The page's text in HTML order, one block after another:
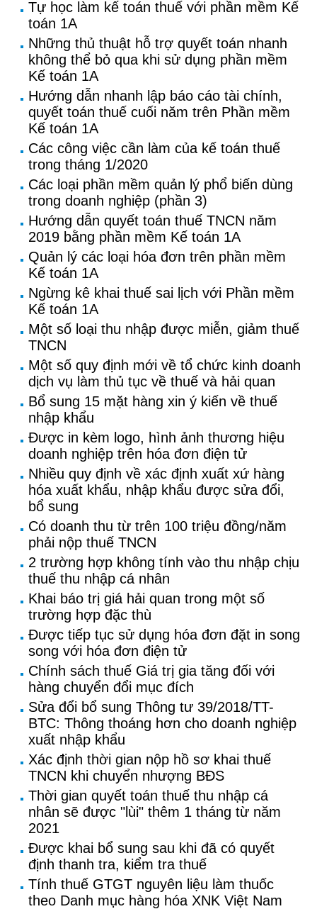
Tự học làm kế toán thuế với phần mềm Kế
toán 1A
Những thủ thuật hỗ trợ quyết toán nhanh
không thể bỏ qua khi sử dụng phần mềm
Kế toán 1A
Hướng dẫn nhanh lập báo cáo tài chính,
quyết toán thuế cuối năm trên Phần mềm
Kế toán 1A
Các công việc cần làm của kế toán thuế
trong tháng 1/2020
Các loại phần mềm quản lý phổ biến dùng
trong doanh nghiệp (phần 3)
Hướng dẫn quyết toán thuế TNCN năm
2019 bằng phần mềm Kế toán 1A
Quản lý các loại hóa đơn trên phần mềm
Kế toán 1A
Ngừng kê khai thuế sai lịch với Phần mềm
Kế toán 1A
Một số loại thu nhập được miễn, giảm thuế
TNCN
Một số quy định mới về tổ chức kinh doanh
dịch vụ làm thủ tục về thuế và hải quan
Bổ sung 15 mặt hàng xin ý kiến về thuế
nhập khẩu
Được in kèm logo, hình ảnh thương hiệu
doanh nghiệp trên hóa đơn điện tử
Nhiều quy định về xác định xuất xứ hàng
hóa xuất khẩu, nhập khẩu được sửa đổi,
bổ sung
Có doanh thu từ trên 100 triệu đồng/năm
phải nộp thuế TNCN
2 trường hợp không tính vào thu nhập chịu
thuế thu nhập cá nhân
Khai báo trị giá hải quan trong một số
trường hợp đặc thù
Được tiếp tục sử dụng hóa đơn đặt in song
song với hóa đơn điện tử
Chính sách thuế Giá trị gia tăng đối với
hàng chuyển đổi mục đích
Sửa đổi bổ sung Thông tư 39/2018/TT-
BTC: Thông thoáng hơn cho doanh nghiệp
xuất nhập khẩu
Xác định thời gian nộp hồ sơ khai thuế
TNCN khi chuyển nhượng BĐS
Thời gian quyết toán thuế thu nhập cá
nhân sẽ được "lùi" thêm 1 tháng từ năm
2021
Được khai bổ sung sau khi đã có quyết
định thanh tra, kiểm tra thuế
Tính thuế GTGT nguyên liệu làm thuốc
theo Danh mục hàng hóa XNK Việt Nam